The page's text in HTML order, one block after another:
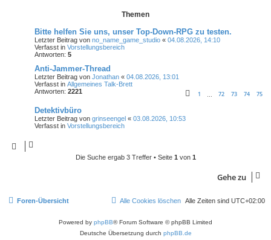
Themen
Bitte helfen Sie uns, unser Top-Down-RPG zu testen.
Letzter Beitrag von no_name_game_studio « 04.08.2026, 14:10
Verfasst in Vorstellungsbereich
Antworten: 5
Anti-Jammer-Thread
Letzter Beitrag von Jonathan « 04.08.2026, 13:01
Verfasst in Allgemeines Talk-Brett
Antworten: 2221 1 72 73 74 75
Detektivbüro
Letzter Beitrag von grinseengel « 03.08.2026, 10:53
Verfasst in Vorstellungsbereich
Die Suche ergab 3 Treffer • Seite 1 von 1
Gehe zu
Foren-Übersicht Alle Zeiten sind UTC+02:00
Alle Cookies löschen
Powered by phpBB® Forum Software © phpBB Limited
Deutsche Übersetzung durch phpBB.de